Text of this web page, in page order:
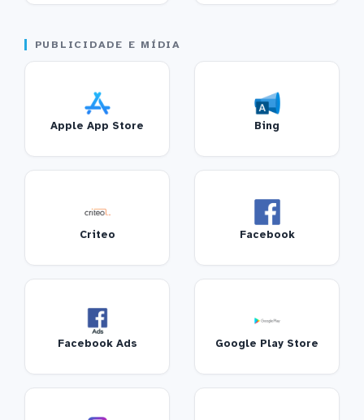
PUBLICIDADE E MÍDIA
Apple App Store Bing
Criteo Facebook
Facebook Ads Google Play Store